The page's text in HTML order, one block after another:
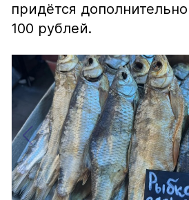
придётся
100 рублей.